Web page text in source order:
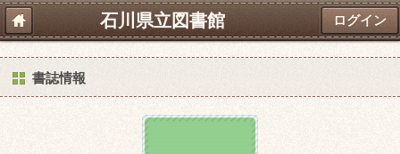
石川県立図書館 ログイン
書誌情報